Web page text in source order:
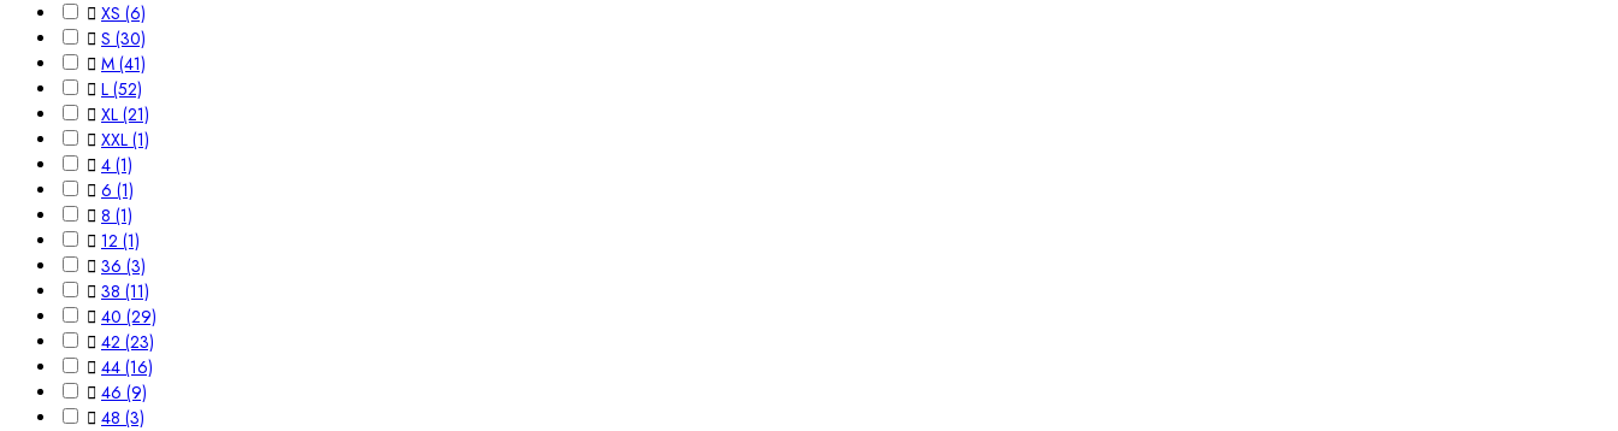
 XS (6)
 S (30)
 M (41)
 L (52)
 XL (21)
 XXL (1)
 4 (1)
 6 (1)
 8 (1)
 12 (1)
 36 (3)
 38 (11)
 40 (29)
 42 (23)
 44 (16)
 46 (9)
 48 (3)